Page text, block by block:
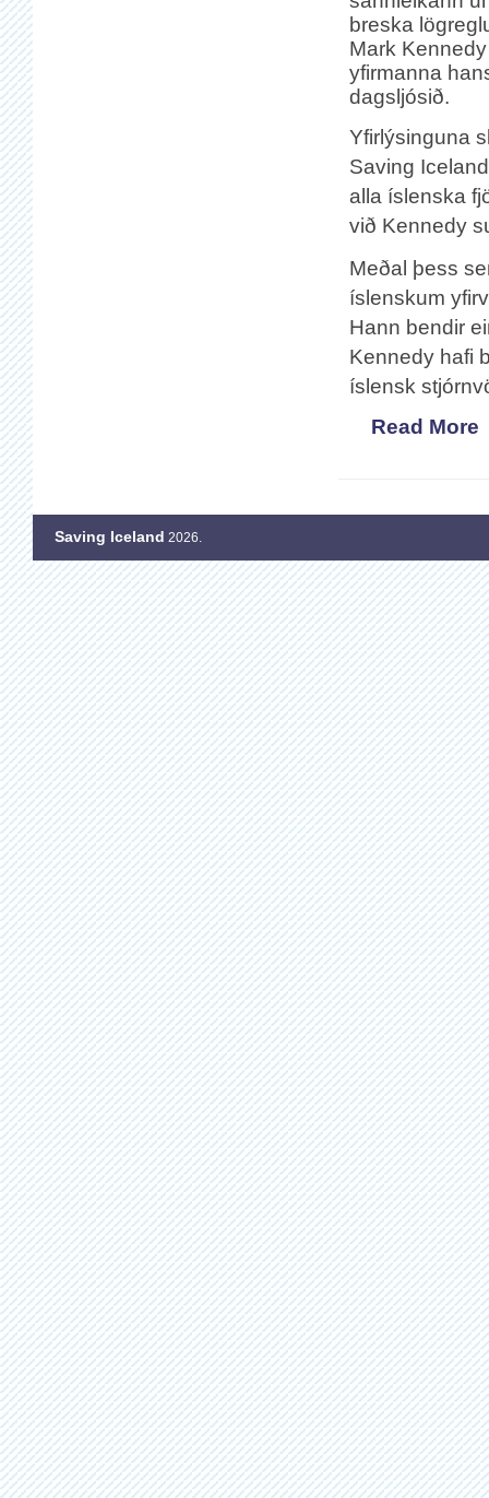
breska
Mark
yfirmanna
dagsljósið.
Yfirlýsinguna
Saving
alla íslenska
við Kennedy
Meðal þess
íslenskum
Hann bendir
Kennedy hafi
íslensk
Read More
Saving Iceland 2026.